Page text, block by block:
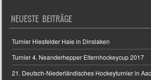
NEUESTE BEITRÄGE
Turnier Hiesfelder Haie in Dinslaken
Turnier 4. Neanderhepper Elternhockeycup 2017
21. Deutsch-Niederländisches Hockeyturnier in